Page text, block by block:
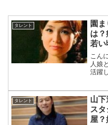
タレント
園
は？
若い
こん
人娘
活躍
タレント
山
ス
屋？